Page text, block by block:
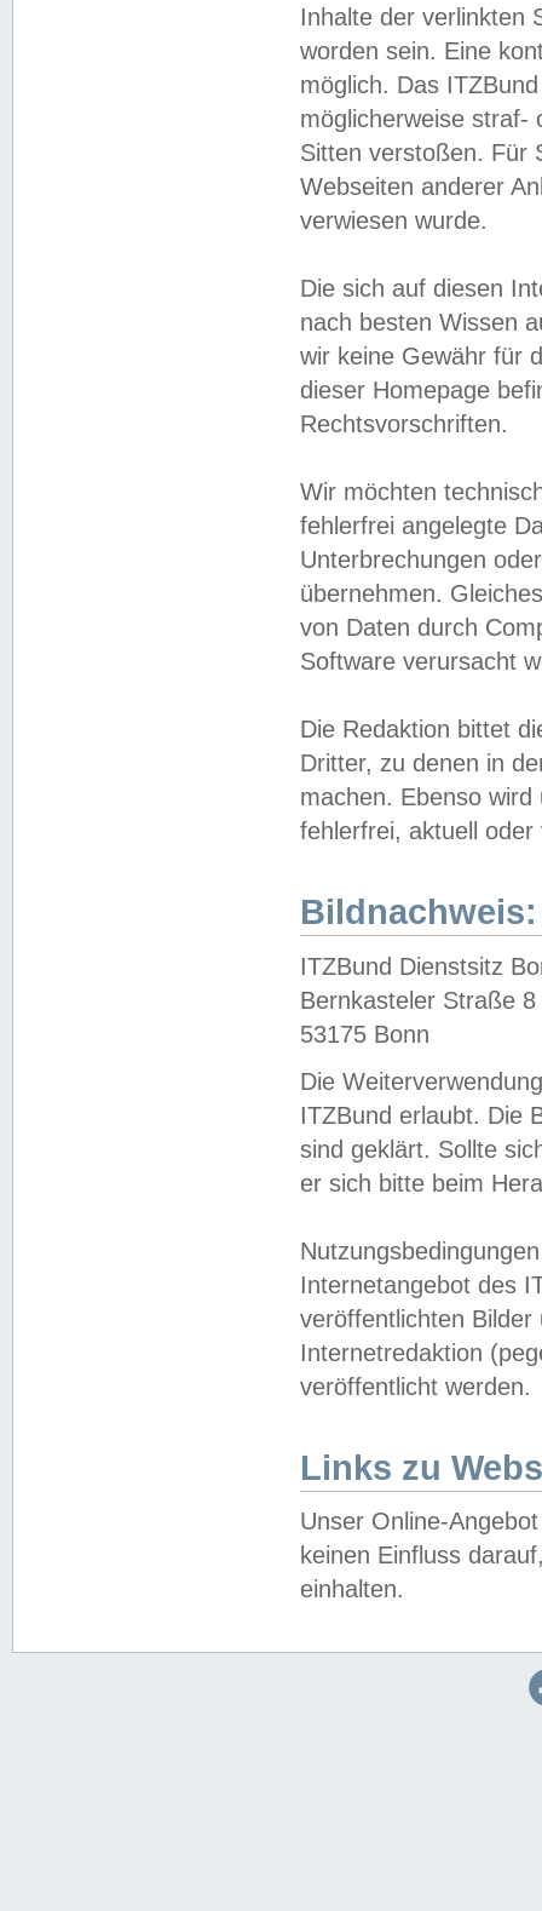
Inhalte der verlinkten
worden sein. Eine
möglich. Das
möglicherweise straf-
Sitten verstoßen. Für
Webseiten anderer
verwiesen wurde.
Die sich auf diesen
nach besten Wissen
wir keine Gewähr für
dieser Homepage
Rechtsvorschriften.
Wir möchten
fehlerfrei angelegte
Unterbrechungen
übernehmen.
von Daten durch
Software verursacht
Die Redaktion bittet
Dritter, zu denen in
machen. Ebenso
fehlerfrei, aktuell oder
Bildnachweis:
ITZBund Dienstsitz
Bernkasteler Straße 8
53175 Bonn
Die
ITZBund erlaubt. Die
sind geklärt. Sollte
er sich bitte beim
Internetangebot des
veröffentlichten
Internetredaktion
veröffentlicht werden.
Links zu
Unser Online-
keinen Einfluss
einhalten.